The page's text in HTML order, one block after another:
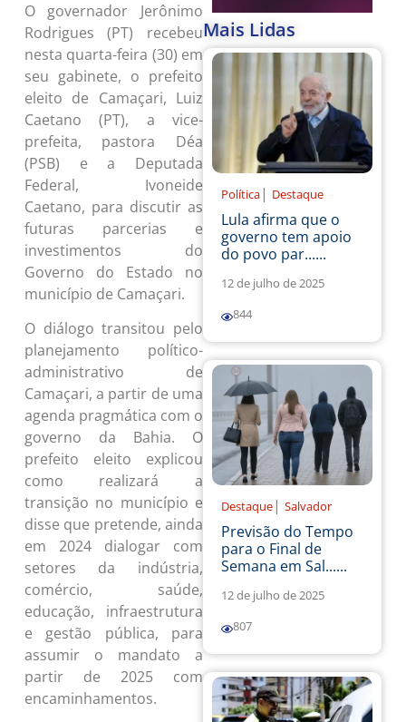
O governador Jerônimo
Rodrigues (PT) recebeu
nesta quarta-feira (30) em
seu gabinete, o prefeito
eleito de Camaçari, Luiz
Caetano (PT), a vice-
prefeita, pastora Déa
(PSB) e a Deputada
Federal, Ivoneide
Caetano, para discutir as
futuras parcerias e
investimentos do
Governo do Estado no
município de Camaçari.
O diálogo transitou pelo
planejamento político-
administrativo de
Camaçari, a partir de uma
agenda pragmática com o
governo da Bahia. O
prefeito eleito explicou
como realizará a
transição no município e
disse que pretende, ainda
em 2024 dialogar com
setores da indústria,
comércio, saúde,
educação, infraestrutura
e gestão pública, para
assumir o mandato a
partir de 2025 com
encaminhamentos.
Mais Lidas
Política | Destaque
Lula afirma que o
governo tem apoio
do povo par......
12 de julho de 2025
844
Destaque | Salvador
Previsão do Tempo
para o Final de
Semana em Sal......
12 de julho de 2025
807